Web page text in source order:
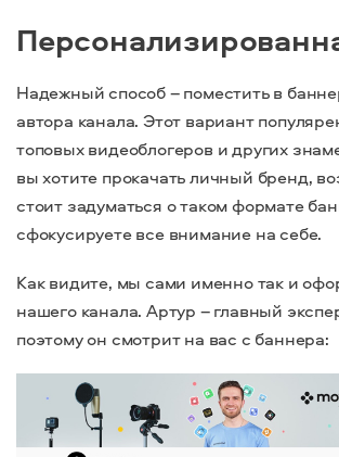
Надежный способ – поместить в
автора канала. Этот вариант
топовых видеоблогеров и других
вы хотите прокачать личный бренд,
стоит задуматься о таком формате
сфокусируете все внимание на себе.
Как видите, мы сами именно так и
нашего канала. Артур – главный
поэтому он смотрит на вас с баннера: